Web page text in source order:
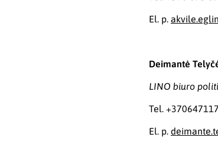
El. p.
Deimantė
LINO biuro
Tel.
El. p.